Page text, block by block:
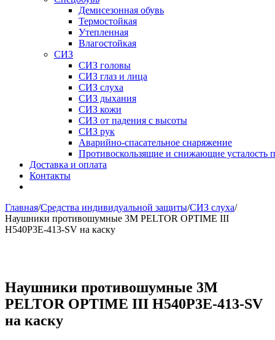
Демисезонная обувь
Термостойкая
Утепленная
Влагостойкая
СИЗ
СИЗ головы
СИЗ глаз и лица
СИЗ слуха
СИЗ дыхания
СИЗ кожи
СИЗ от падения с высоты
СИЗ рук
Аварийно-спасательное снаряжение
Противоскользящие и снижающие усталость
Доставка и оплата
Контакты
Главная/Средства индивидуальной защиты/СИЗ слуха/
Наушники противошумные 3M PELTOR OPTIME III
H540P3E-413-SV на каску
Наушники противошумные 3M
PELTOR OPTIME III H540P3E-413-SV
на каску